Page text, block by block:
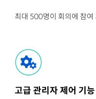
최대 500명이 회의에 참여
고급 관리자 제어 기능